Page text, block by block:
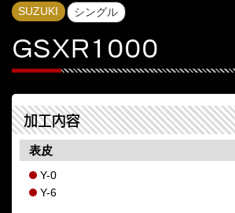
SUZUKI シングル
GSXR1000
加工内容
表皮
Y-0
Y-6